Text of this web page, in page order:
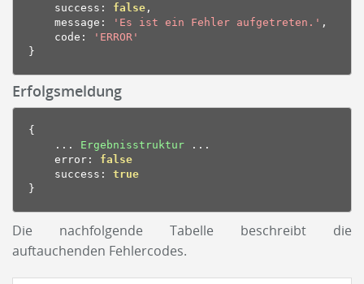
    success
: false ,
    message
: 'Es ist ein Fehler aufgetreten.' ,
    code
:
'ERROR'
}
Erfolgsmeldung
{
...
Ergebnisstruktur
...
    error
:
false
    success
:
true
}
Die nachfolgende Tabelle beschreibt die
auftauchenden Fehlercodes.